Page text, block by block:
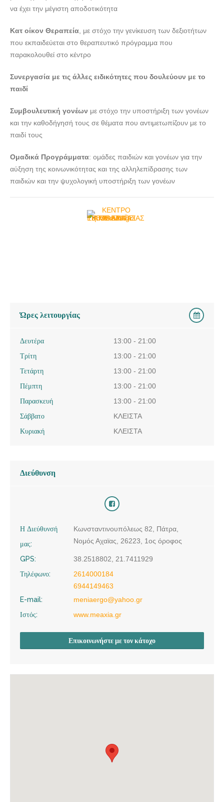
ΚΕΝΤΡΟ ΕΡΓΟΘΕΡΑΠΕΙΑΣ ΠΑΤΡΑ ΑΧΑΪΑΣ | ΜΕ ΑΞΙΑ -
να έχει την μέγιστη αποδοτικότητα
Κατ οίκον Θεραπεία , με στόχο την γενίκευση των δεξιοτήτων
που εκπαιδεύεται στο θεραπευτικό πρόγραμμα που
παρακολουθεί στο κέντρο
Συνεργασία με τις άλλες ειδικότητες που δουλεύουν με το
παιδί
Συμβουλευτική γονέων με στόχο την υποστήριξη των γονέων
και την καθοδήγησή τους σε θέματα που αντιμετωπίζουν με το
παιδί τους
Ομαδικά Προγράμματα: ομάδες παιδιών και γονέων για την
αύξηση της κοινωνικότητας και της αλληλεπίδρασης των
παιδιών και την ψυχολογική υποστήριξη των γονέων
Ώρες λειτουργίας
Δευτέρα
13:00 - 21:00
Τρίτη
13:00 - 21:00
Τετάρτη
13:00 - 21:00
Πέμπτη
13:00 - 21:00
Παρασκευή
13:00 - 21:00
Σάββατο
ΚΛΕΙΣΤΑ
Κυριακή
ΚΛΕΙΣΤΑ
Διεύθυνση
Η Διεύθυνσή
μας:
Κωνσταντινουπόλεως 82, Πάτρα,
Νομός Αχαϊας, 26223, 1ος όροφος
GPS:
38.2518802, 21.7411929
Τηλέφωνο:
2614000184
6944149463
E-mail:
meniaergo@yahoo.gr
Ιστός:
www.meaxia.gr
Επικοινωνήστε με τον κάτοχο